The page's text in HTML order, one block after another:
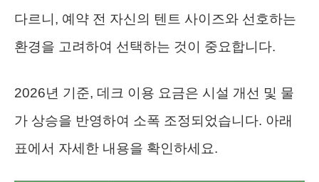
다르니, 예약 전 자신의 텐트 사이즈와 선호하는
환경을 고려하여 선택하는 것이 중요합니다.
2026년 기준, 데크 이용 요금은 시설 개선 및 물
가 상승을 반영하여 소폭 조정되었습니다. 아래
표에서 자세한 내용을 확인하세요.